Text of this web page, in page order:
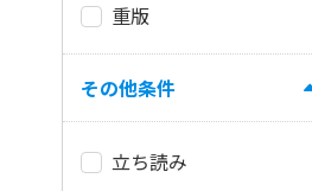
重版
その他条件
立ち読み